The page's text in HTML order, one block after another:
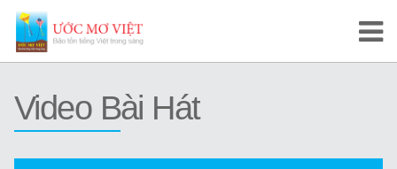
Cuộc Thi Ước Mơ Việt
Hướng Dẫn
Video Bài Hát